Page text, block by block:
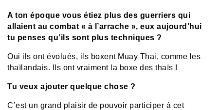
A ton époque vous étiez plus des guerriers qui
allaient au combat « à l’arrache », eux aujourd’hui
tu penses qu’ils sont plus techniques ?
Oui ils ont évolués, ils boxent Muay Thai, comme les
thaïlandais. Ils ont vraiment la boxe des thaïs !
Tu veux ajouter quelque chose ?
C’est un grand plaisir de pouvoir participer à cet